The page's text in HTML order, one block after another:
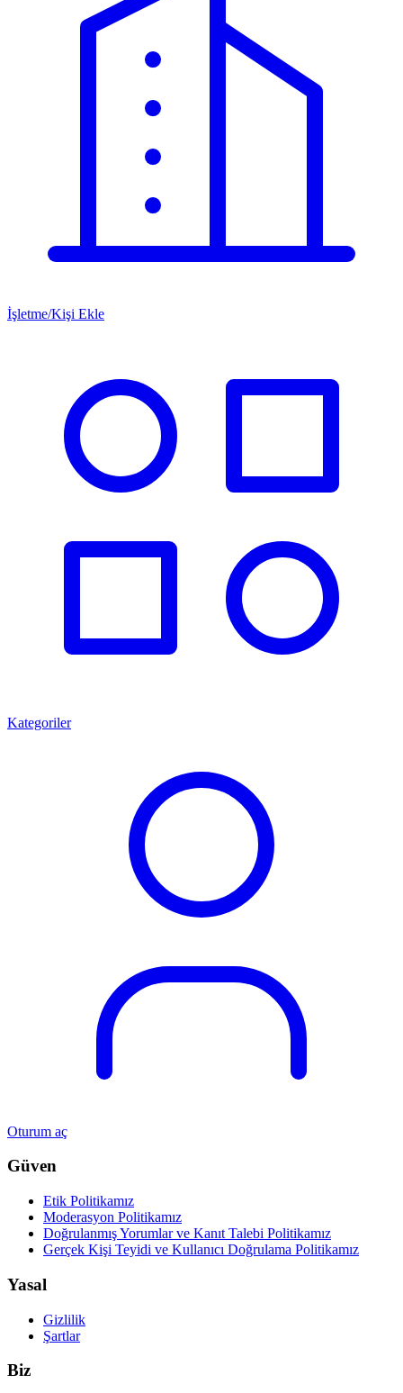
İşletme/Kişi Ekle
Kategoriler
Oturum aç
Güven
Etik Politikamız
Moderasyon Politikamız
Doğrulanmış Yorumlar ve Kanıt Talebi Politikamız
Gerçek Kişi Teyidi ve Kullanıcı Doğrulama Politikamız
Yasal
Gizlilik
Şartlar
Biz